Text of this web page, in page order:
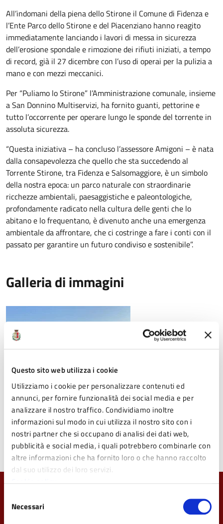
Questo sito web utilizza i cookie
Utilizziamo i cookie per personalizzare contenuti ed
annunci, per fornire funzionalità dei social media e per
analizzare il nostro traffico. Condividiamo inoltre
informazioni sul modo in cui utilizza il nostro sito con i
nostri partner che si occupano di analisi dei dati web,
pubblicità e social media, i quali potrebbero combinarle con
altre informazioni che ha fornito loro o che hanno raccolto
dal suo utilizzo dei loro servizi.
delNecessari
All’indomani della piena dello Stirone il Comune di Fidenza e
l’Ente Parco dello Stirone e del Piacenziano hanno reagito
immediatamente lanciando i lavori di messa in sicurezza
dell’erosione spondale e rimozione dei rifiuti iniziati, a tempo
di record, già il 27 dicembre con l’uso di operai per la pulizia a
mano e con mezzi meccanici.
Per “Puliamo lo Stirone” l’Amministrazione comunale, insieme
a San Donnino Multiservizi, ha fornito guanti, pettorine e
tutto l’occorrente per operare lungo le sponde del torrente in
assoluta sicurezza.
“Questa iniziativa – ha concluso l’assessore Amigoni – è nata
dalla consapevolezza che quello che sta succedendo al
Torrente Stirone, tra Fidenza e Salsomaggiore, è un simbolo
della nostra epoca: un parco naturale con straordinarie
ricchezze ambientali, paesaggistiche e paleontologiche,
profondamente radicato nella cultura delle genti che lo
abitano e lo frequentano, è divenuto anche una emergenza
ambientale da affrontare, che ci costringe a fare i conti con il
passato per garantire un futuro condiviso e sostenibile”.
Galleria di immagini
Edd65750 A2a3 470e 9376 4f7cf8685814
Quanto sono chiare le informazioni su questa
pagina?